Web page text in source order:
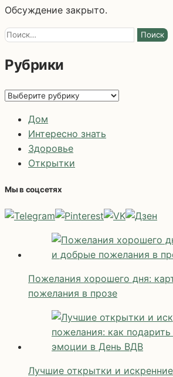
Обсуждение закрыто.
Найти:
Рубрики
Рубрики
Дом
Интересно знать
Здоровье
Открытки
Мы в соцсетях
Пожелания хорошего дня:
пожелания в прозе
Лучшие открытки и